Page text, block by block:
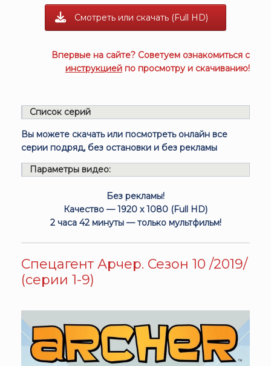
Смотреть или скачать (Full HD)
Впервые на сайте? Советуем ознакомиться с
инструкцией по просмотру и скачиванию!
Список серий
Вы можете скачать или посмотреть онлайн все
серии подряд, без остановки и без рекламы
Параметры видео:
Без рекламы!
Качество — 1920 x 1080 (Full HD)
2 часа 42 минуты — только мультфильм!
Спецагент Арчер. Сезон 10 /2019/
(серии 1-9)